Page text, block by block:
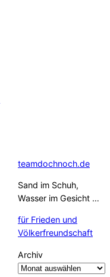
teamdochnoch.de
Sand im Schuh,
Wasser im Gesicht …
für Frieden und
Völkerfreundschaft
Archiv